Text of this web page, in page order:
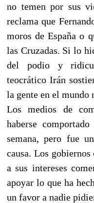
no temen por sus
reclama que
moros de España o
las Cruzadas. Si lo
del podio y
teocrático Irán
la gente en el mundo
Los medios de
haberse
semana, pero fue
causa. Los
a sus intereses
apoyar lo que ha
un favor a nadie